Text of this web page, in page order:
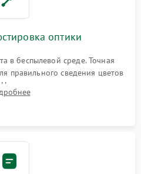
оптики
в беспылевой среде. Точная
правильного сведения цветов
подключение всех
и закрытие корпуса